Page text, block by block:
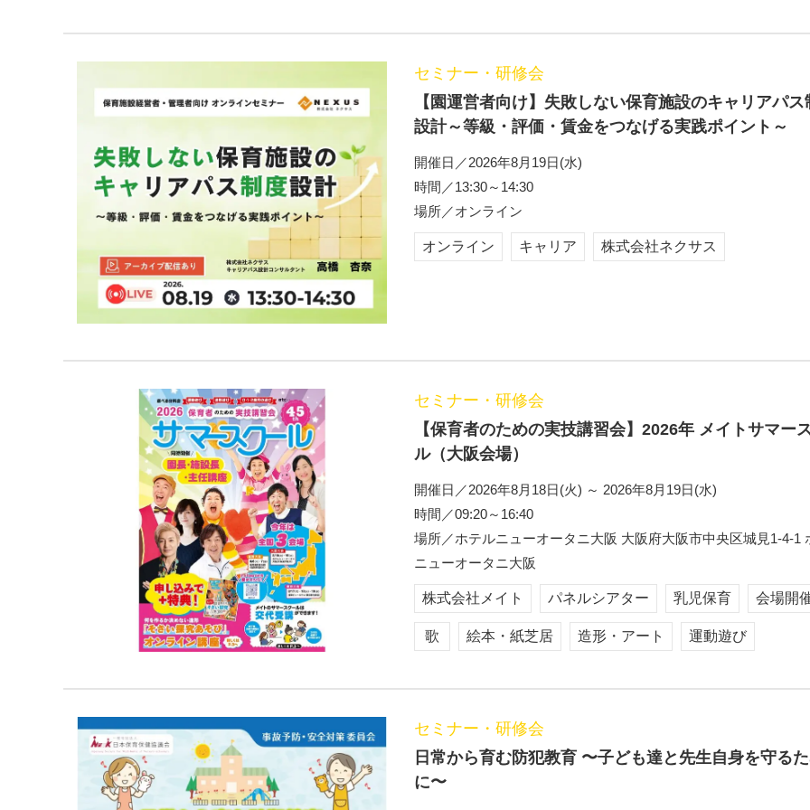
セミナー・研修会
【園運営者向け】失敗しない保育施設のキャリアパス
設計～等級・評価・賃金をつなげる実践ポイント～
開催日／2026年8月19日(水)
時間／13:30～14:30
場所／オンライン
オンライン キャリア 株式会社ネクサス
セミナー・研修会
【保育者のための実技講習会】2026年 メイトサマー
ル（大阪会場）
開催日／2026年8月18日(火) ～ 2026年8月19日(水)
時間／09:20～16:40
場所／ホテルニューオータニ大阪 大阪府大阪市中央区城見1-4-1
ニューオータニ大阪
株式会社メイト パネルシアター 乳児保育 会場開
歌 絵本・紙芝居 造形・アート 運動遊び
セミナー・研修会
日常から育む防犯教育 〜子ども達と先生自身を守る
に〜